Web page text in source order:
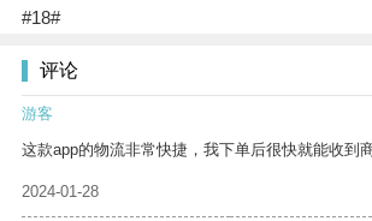
#18#
评论
游客
这款app的物流非常快捷，我下单后很快就能收到商
2024-01-28